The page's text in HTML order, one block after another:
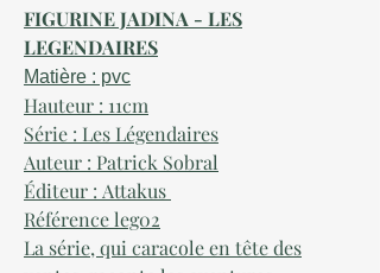
FIGURINE JADINA - LES
LEGENDAIRES
Matière : pvc
Hauteur : 11cm
Série : Les Légendaires
Auteur : Patrick Sobral
Éditeur : Attakus
Référence leg02
La série, qui caracole en tête des